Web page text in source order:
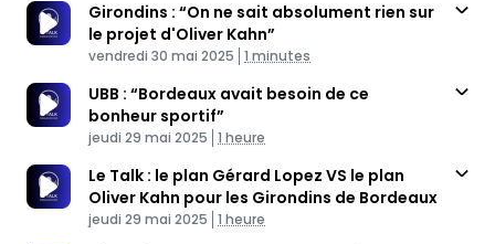
Girondins : “On ne sait absolument rien sur
le projet d'Oliver Kahn”
Published At
vendredi 30 mai 2025 Time
1 minutes
UBB : “Bordeaux avait besoin de ce
bonheur sportif”
Published At
jeudi 29 mai 2025 Time
1 heure
Le Talk : le plan Gérard Lopez VS le plan
Oliver Kahn pour les Girondins de Bordeaux
Published At
jeudi 29 mai 2025 Time
1 heure